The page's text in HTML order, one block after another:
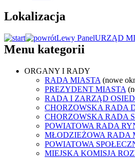
Lokalizacja
Lewy PanelURZĄD
Menu kategorii
ORGANY I RADY
RADA MIASTA (nowe
PREZYDENT MIASTA
RADA I ZARZĄD
CHORZOWSKA RADA
CHORZOWSKA RADA
POWIATOWA RADA
MŁODZIEŻOWA RADA
POWIATOWA
MIEJSKA KOMISJA